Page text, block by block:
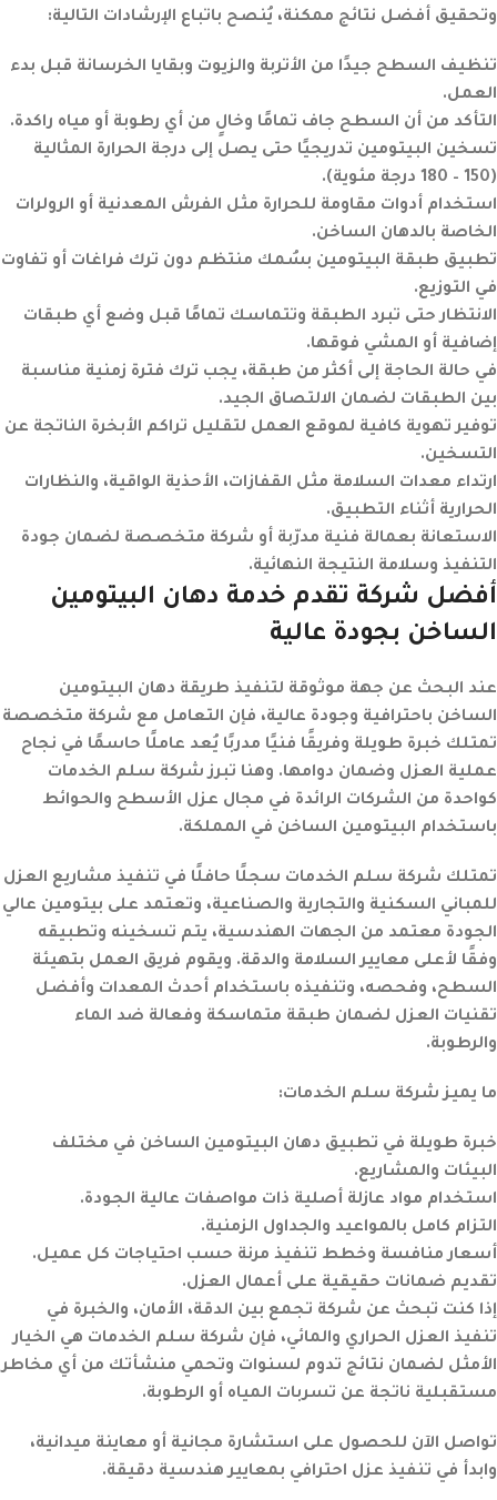
وتحقيق أفضل نتائج ممكنة، يُنصح باتباع الإرشادات التالية:
تنظيف السطح جيدًا من الأتربة والزيوت وبقايا الخرسانة قبل بدء
العمل.
التأكد من أن السطح جاف تمامًا وخالٍ من أي رطوبة أو مياه راكدة.
تسخين البيتومين تدريجيًا حتى يصل إلى درجة الحرارة المثالية
(150 – 180 درجة مئوية).
استخدام أدوات مقاومة للحرارة مثل الفرش المعدنية أو الرولرات
الخاصة بالدهان الساخن.
تطبيق طبقة البيتومين بسُمك منتظم دون ترك فراغات أو تفاوت
في التوزيع.
الانتظار حتى تبرد الطبقة وتتماسك تمامًا قبل وضع أي طبقات
إضافية أو المشي فوقها.
في حالة الحاجة إلى أكثر من طبقة، يجب ترك فترة زمنية مناسبة
بين الطبقات لضمان الالتصاق الجيد.
توفير تهوية كافية لموقع العمل لتقليل تراكم الأبخرة الناتجة عن
التسخين.
ارتداء معدات السلامة مثل القفازات، الأحذية الواقية، والنظارات
الحرارية أثناء التطبيق.
الاستعانة بعمالة فنية مدرّبة أو شركة متخصصة لضمان جودة
التنفيذ وسلامة النتيجة النهائية.
أفضل شركة تقدم خدمة دهان البيتومين
الساخن بجودة عالية
عند البحث عن جهة موثوقة لتنفيذ طريقة دهان البيتومين
الساخن باحترافية وجودة عالية، فإن التعامل مع شركة متخصصة
تمتلك خبرة طويلة وفريقًا فنيًا مدربًا يُعد عاملًا حاسمًا في نجاح
عملية العزل وضمان دوامها. وهنا تبرز شركة سلم الخدمات
كواحدة من الشركات الرائدة في مجال عزل الأسطح والحوائط
باستخدام البيتومين الساخن في المملكة.
تمتلك شركة سلم الخدمات سجلًا حافلًا في تنفيذ مشاريع العزل
للمباني السكنية والتجارية والصناعية، وتعتمد على بيتومين عالي
الجودة معتمد من الجهات الهندسية، يتم تسخينه وتطبيقه
وفقًا لأعلى معايير السلامة والدقة. ويقوم فريق العمل بتهيئة
السطح، وفحصه، وتنفيذه باستخدام أحدث المعدات وأفضل
تقنيات العزل لضمان طبقة متماسكة وفعالة ضد الماء
والرطوبة.
ما يميزشركة سلم الخدمات:
خبرة طويلة في تطبيق دهان البيتومين الساخن في مختلف
البيئات والمشاريع.
استخدام مواد عازلة أصلية ذات مواصفات عالية الجودة.
التزام كامل بالمواعيد والجداول الزمنية.
أسعار منافسة وخطط تنفيذ مرنة حسب احتياجات كل عميل.
تقديم ضمانات حقيقية على أعمال العزل.
إذا كنت تبحث عن شركة تجمع بين الدقة، الأمان، والخبرة في
تنفيذ العزل الحراري والمائي، فإن شركة سلم الخدمات هي الخيار
الأمثل لضمان نتائج تدوم لسنوات وتحمي منشأتك من أي مخاطر
مستقبلية ناتجة عن تسربات المياه أو الرطوبة.
تواصل الآن للحصول على استشارة مجانية أو معاينة ميدانية،
وابدأ في تنفيذ عزل احترافي بمعايير هندسية دقيقة.